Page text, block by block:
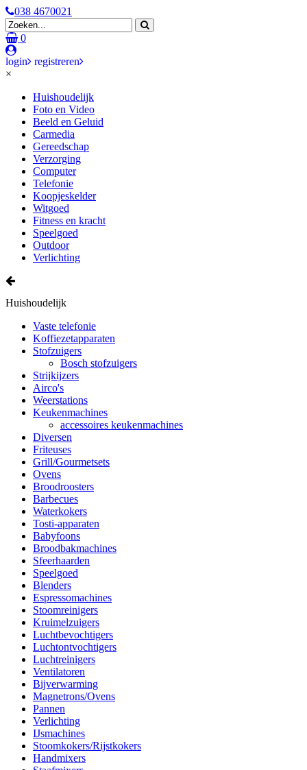
038 4670021
0
login
registreren
×
Huishoudelijk
Foto en Video
Beeld en Geluid
Carmedia
Gereedschap
Verzorging
Computer
Telefonie
Koopjeskelder
Witgoed
Fitness en kracht
Speelgoed
Outdoor
Verlichting
Huishoudelijk
Vaste telefonie
Koffiezetapparaten
Stofzuigers
Bosch stofzuigers
Strijkijzers
Airco's
Weerstations
Keukenmachines
accessoires keukenmachines
Diversen
Friteuses
Grill/Gourmetsets
Ovens
Broodroosters
Barbecues
Waterkokers
Tosti-apparaten
Babyfoons
Broodbakmachines
Sfeerhaarden
Speelgoed
Blenders
Espressomachines
Stoomreinigers
Kruimelzuigers
Luchtbevochtigers
Luchtontvochtigers
Luchtreinigers
Ventilatoren
Bijverwarming
Magnetrons/Ovens
Pannen
Verlichting
IJsmachines
Stoomkokers/Rijstkokers
Handmixers